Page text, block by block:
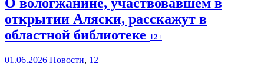
О вологжанине, участвовавшем в
открытии Аляски, расскажут в
областной библиотеке 12+
01.06.2026 Новости, 12+